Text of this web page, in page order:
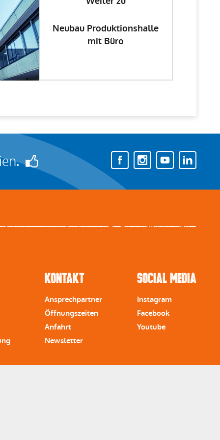
Neubau Produktionshalle
mit Büro
.
Kontakt
Ansprechpartner
Öffnungszeiten
Anfahrt
Newsletter
Social Media
Instagram
Facebook
Youtube